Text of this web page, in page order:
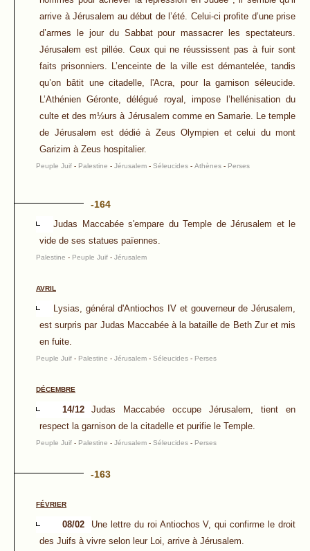
arrive à Jérusalem au début de l’été. Celui-ci profite d’une prise
d’armes le jour du Sabbat pour massacrer les spectateurs.
Jérusalem est pillée. Ceux qui ne réussissent pas à fuir sont
faits prisonniers. L’enceinte de la ville est démantelée, tandis
qu’on bâtit une citadelle, l'Acra, pour la garnison séleucide.
L’Athénien Géronte, délégué royal, impose l’hellénisation du
culte et des m½urs à Jérusalem comme en Samarie. Le temple
de Jérusalem est dédié à Zeus Olympien et celui du mont
Garizim à Zeus hospitalier.
Peuple Juif - Palestine - Jérusalem - Séleucides - Athènes - Perses
-164
Judas Maccabée s'empare du Temple de Jérusalem et le
vide de ses statues païennes.
Palestine - Peuple Juif - Jérusalem
AVRIL
Lysias, général d'Antiochos IV et gouverneur de Jérusalem,
est surpris par Judas Maccabée à la bataille de Beth Zur et mis
en fuite.
Peuple Juif - Palestine - Jérusalem - Séleucides - Perses
DÉCEMBRE
14/12
Judas Maccabée occupe Jérusalem, tient en
respect la garnison de la citadelle et purifie le Temple.
Peuple Juif - Palestine - Jérusalem - Séleucides - Perses
-163
FÉVRIER
08/02
Une lettre du roi Antiochos V, qui confirme le droit
des Juifs à vivre selon leur Loi, arrive à Jérusalem.